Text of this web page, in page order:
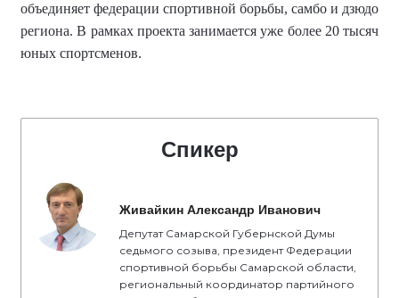
объединяет федерации спортивной борьбы, самбо и дзюдо
региона. В рамках проекта занимается уже более 20 тысяч
юных спортсменов.
Спикер
Живайкин Александр Иванович
Депутат Самарской Губернской Думы
седьмого созыва, президент Федерации
спортивной борьбы Самарской области,
региональный координатор партийного